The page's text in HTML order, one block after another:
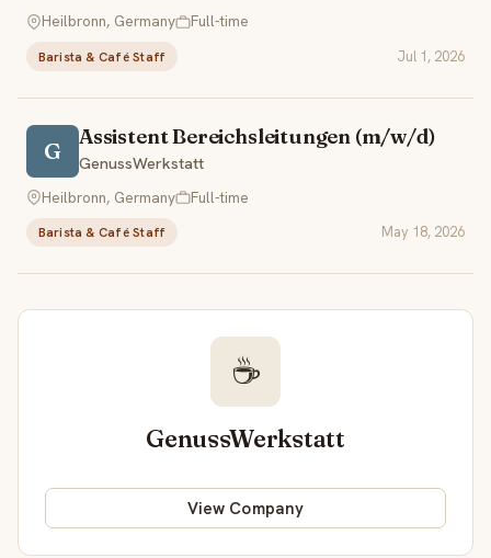
Heilbronn, Germany
Full-time
Barista & Café Staff Jul 1, 2026
G
Assistent Bereichsleitungen (m/w/d)
GenussWerkstatt
Heilbronn, Germany
Full-time
Barista & Café Staff May 18, 2026
☕
GenussWerkstatt
View Company